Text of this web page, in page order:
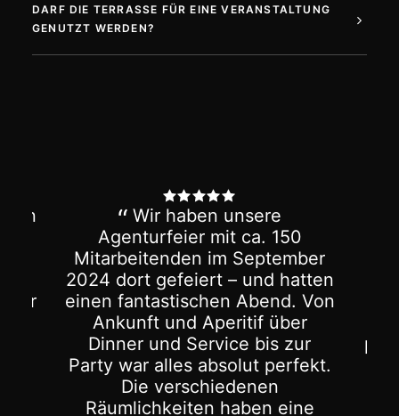
DARF DIE TERRASSE FÜR EINE VERANSTALTUNG
GENUTZT WERDEN?
hatten
Von
perfekt.
Wir haben unsere freie
Trauung im Glasvoll gefeiert –
und es hat einfach alles
gestimmt. Terrasse, Scheune
und Club waren die perfekte
Kombination. Der Service war
professionell und aufmerksam,
das Essen fantastisch – alle
Gäste waren begeistert. Ein
besonderer Dank gilt Tim, der